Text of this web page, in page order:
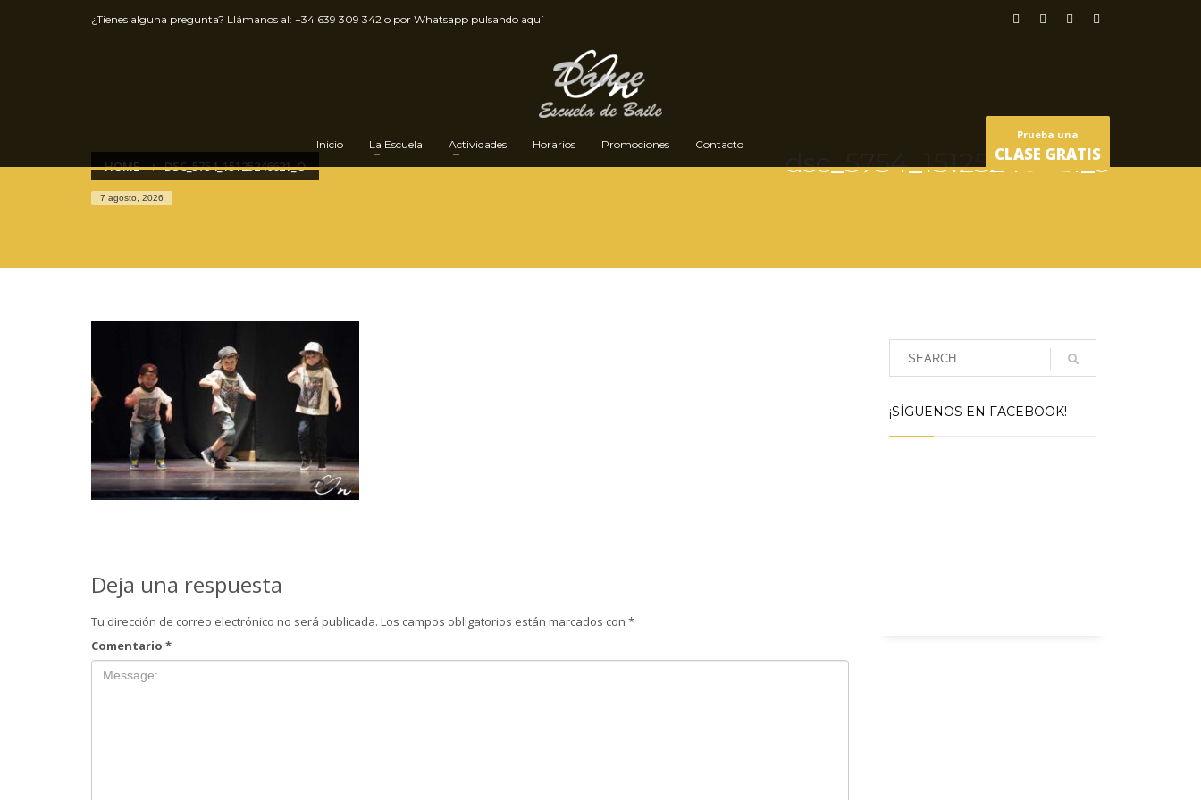
¿Tienes alguna pregunta? Llámanos al: +34 639 309 342 o por Whatsapp pulsando aquí
Inicio La Escuela Actividades Horarios Promociones Contacto
Prueba una
CLASE GRATIS
HOME DSC_5754_15125246621_O
7 agosto, 2026
dsc_5754_15125246621_o
Deja una respuesta
Tu dirección de correo electrónico no será publicada. Los campos obligatorios están marcados con *
Comentario *
¡SÍGUENOS EN FACEBOOK!